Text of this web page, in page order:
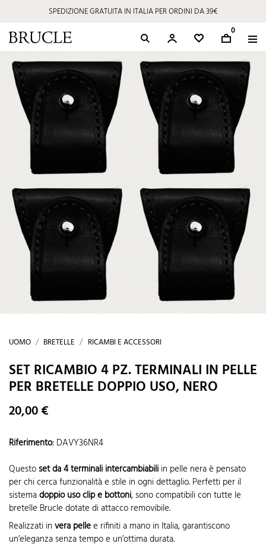
SPEDIZIONE GRATUITA IN ITALIA PER ORDINI DA 39€
0
UOMO BRETELLE RICAMBI E ACCESSORI
SET RICAMBIO 4 PZ. TERMINALI IN PELLE
PER BRETELLE DOPPIO USO, NERO
20,00 €
Riferimento: DAVY36NR4
Questoset da 4 terminali intercambiabili in pelle nera è pensato
per chi cerca funzionalità e stile in ogni dettaglio. Perfetti per il
sistemadoppio uso clip e bottoni, sono compatibili con tutte le
bretelle Brucle dotate di attacco removibile.
Realizzati in vera pellee rifiniti a mano in Italia, garantiscono
un’eleganza senza tempo e un’ottima durata.